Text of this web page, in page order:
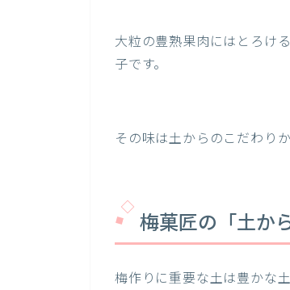
大粒の豊熟果肉にはとろけ
子です。
その味は土からのこだわりか
梅菓匠の「土か
梅作りに重要な土は豊かな土